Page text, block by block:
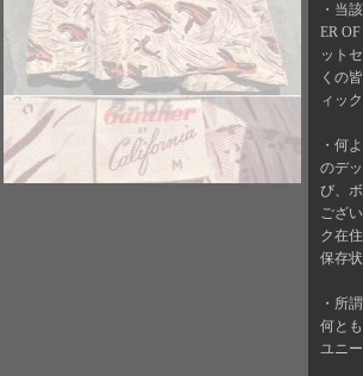
・当
ER
ット
くの
ィッ
・何
のデ
び、
ござ
ク在
保存
・所
何と
ユニ